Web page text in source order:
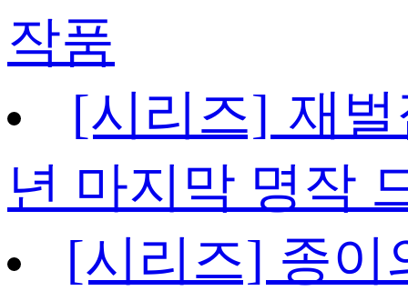
작품
[시리즈] 재
년 마지막 명작
[시리즈] 종이